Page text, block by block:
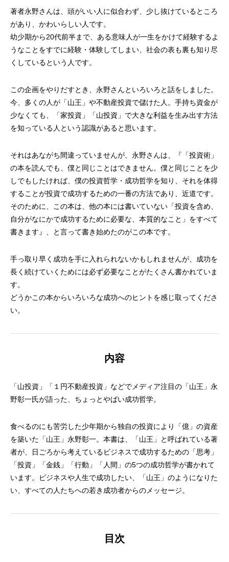
著者永野さんは、頭がいい人に似合わず、少し抜けているところ
があり、かわいらしい人です。
幼少期から20代前半まで、ある意味人が一生をかけて経験するよ
うなことをすでに経験・体験してしまい、社会の表も裏も知り尽
くしているという人です。
この企画をやりだすとき、永野さんといろいろと話をしました。
今、多くの人が「山王」や不動産投資で儲けた人。手持ち資金が
少なくても、「家投資」「山投資」で大きな利益を生み出す方法
を知っている人という認識があると思います。
それはあながち間違っていませんが、永野さんは、『「投資術」
の本を読んでも、僕と同じことはできません。僕と同じことを少
しでもしたければ、僕の投資哲学・成功哲学を知り、それを体得
することが投資で成功するための一番の方法であり、近道です。
そのために、この本は、他の本には書いていない「投資を含め、
自分がなにかで成功するために必要な、本質的なこと」をすべて
書きます』、と言って書き始めたのがこの本です。
手っ取り早く成功を手に入れられないかもしれませんが、成功を
長く続けていくためには必ず必要なことがたくさん書かれていま
す。
どうかこの本からいろいろな成功へのヒントを感じ取ってくださ
い。
内容
「山投資」「１円不動産投資」などでメディア注目の「山王」永
野彰一氏が語った、ちょっとやばい成功哲学。
食べるのにも苦労した少年期から独自の投資により「億」の資産
を築いた「山王」永野彰一。本書は、「山王」と呼ばれている著
者が、日ごろから考えているビジネスで成功するための「思考」
「投資」「金銭」「行動」「人間」の5つの成功哲学が書かれて
います。ビジネスや人生で成功したい、「山王」のようになりた
い、すべての人たちへの若き成功者からのメッセージ。
目次